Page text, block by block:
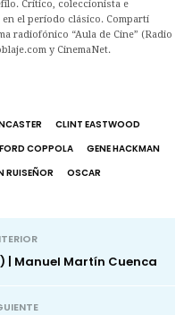
Crítico, coleccionista e
el período clásico. Compartí
radiofónico “Aula de Cine” (Radio
y CinemaNet.
CLINT EASTWOOD
COPPOLA
GENE HACKMAN
RUISEÑOR
OSCAR
| Manuel Martín Cuenca